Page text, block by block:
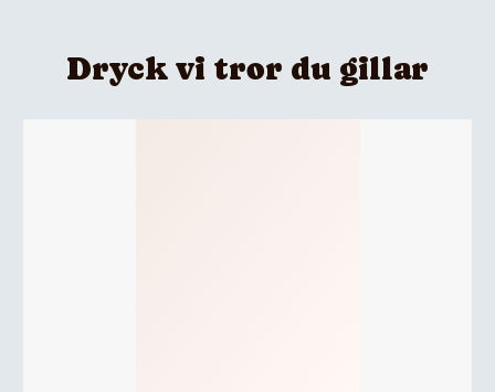
Dryck vi tror du gillar